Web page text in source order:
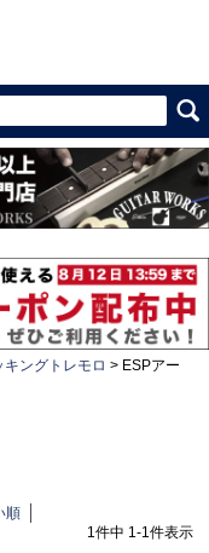
キングトレモロ
ESPアー
順
1件中 1-1件表示